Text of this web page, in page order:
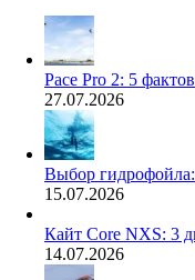
Pace Pro 2: 5
27.07.2026
Выбор
15.07.2026
Кайт Core NXS: 3
14.07.2026